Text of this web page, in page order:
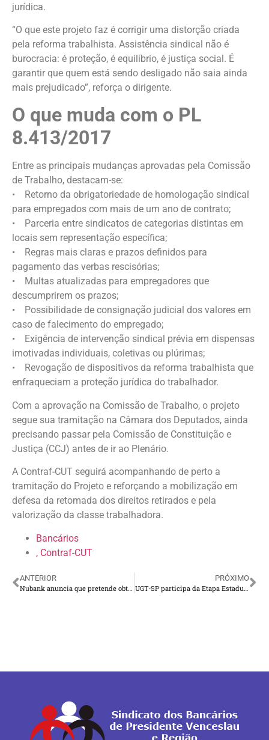
jurídica.
“O que este projeto faz é corrigir uma distorção criada
pela reforma trabalhista. Assistência sindical não é
burocracia: é proteção, é equilíbrio, é justiça social. É
garantir que quem está sendo desligado não saia ainda
mais prejudicado”, reforça o dirigente.
O que muda com o PL
8.413/2017
Entre as principais mudanças aprovadas pela Comissão
de Trabalho, destacam-se:
• Retorno da obrigatoriedade de homologação sindical
para empregados com mais de um ano de contrato;
• Parceria entre sindicatos de categorias distintas em
locais sem representação específica;
• Regras mais claras e prazos definidos para
pagamento das verbas rescisórias;
• Multas atualizadas para empregadores que
descumprirem os prazos;
• Possibilidade de consignação judicial dos valores em
caso de falecimento do empregado;
• Exigência de intervenção sindical prévia em dispensas
imotivadas individuais, coletivas ou plúrimas;
• Revogação de dispositivos da reforma trabalhista que
enfraqueciam a proteção jurídica do trabalhador.
Com a aprovação na Comissão de Trabalho, o projeto
segue sua tramitação na Câmara dos Deputados, ainda
precisando passar pela Comissão de Constituição e
Justiça (CCJ) antes de ir ao Plenário.
A Contraf-CUT seguirá acompanhando de perto a
tramitação do Projeto e reforçando a mobilização em
defesa da retomada dos direitos retirados e pela
valorização da classe trabalhadora.
Bancários
, Contraf-CUT
ANTERIOR
PRÓXIMO